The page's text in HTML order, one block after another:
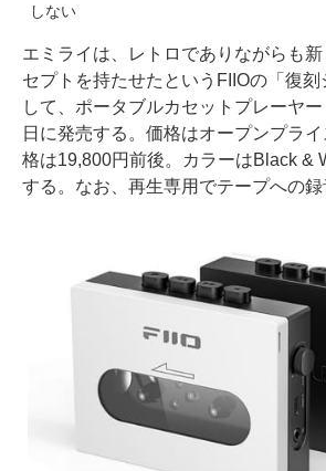
しない
エミライは、レトロでありながらも
セプトを持たせたというFIIOの「復刻
して、ポータブルカセットプレーヤ
日に発売する。価格はオープンプラ
格は19,800円前後。カラーはBlack &
する。なお、再生専用でテープへの録